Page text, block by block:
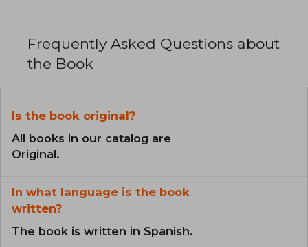
cerebro de Pink Floyd (2012) and Room Service:
la escandalosa vida de las estrellas de rock
(2014). He hosts Kilo vivo on Nacional Rock 93.7
Argentina and other countries. He continues to
arises.
Frequently Asked Questions about
the Book
Is the book original?
All books in our catalog are
Original.
In what language is the book
written?
The book is written in Spanish.